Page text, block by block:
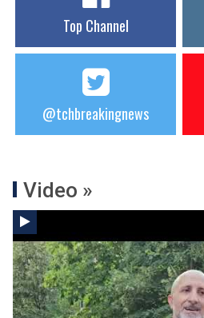
Top Channel
@tchbreakingnews
Video »